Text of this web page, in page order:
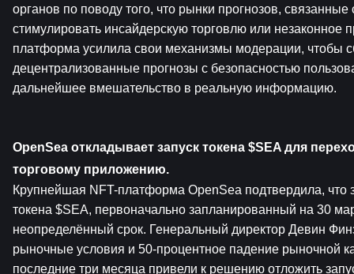
органов по поводу того, что рынки прогнозов, связанные
стимулировать инсайдерскую торговлю или незаконное
платформа усилила свои механизмы модерации, чтобы
децентрализованные прогнозы с безопасностью
дальнейшее вмешательство в реальную информацию.
OpenSea откладывает запуск токена $SEA для
торговому приложению.
Крупнейшая NFT-платформа OpenSea подтвердила, что
токена $SEA, первоначально запланированный на 30
неопределённый срок. Генеральный директор Девин
рыночные условия и 50-процентное падение рыночной
последние три месяца привели к решению отложить